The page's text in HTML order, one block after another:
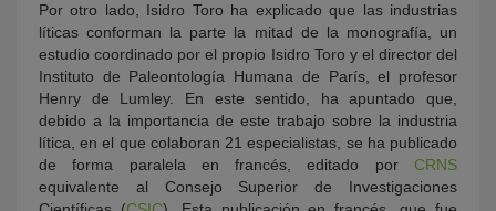
Por otro lado, Isidro Toro ha explicado que las industrias
líticas conforman la parte la mitad de la monografía, un
estudio coordinado por el propio Isidro Toro y el director del
Instituto de Paleontología Humana de París, el profesor
Henry de Lumley. En este sentido, ha apuntado que,
debido a la importancia de este trabajo sobre la industria
lítica, en el que colaboran 21 especialistas, se ha publicado
de forma paralela en francés, editado por CRNS
equivalente al Consejo Superior de Investigaciones